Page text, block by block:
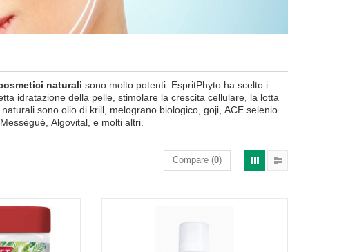
naturali sono molto potenti EspritPhyto ha scelto i
idratazione della pelle stimolare la crescita cellulare , la lotta
naturali sono olio di krill melograno biologico goji ACE selenio
Mességué Algovital e molti altri.
Compare (0)